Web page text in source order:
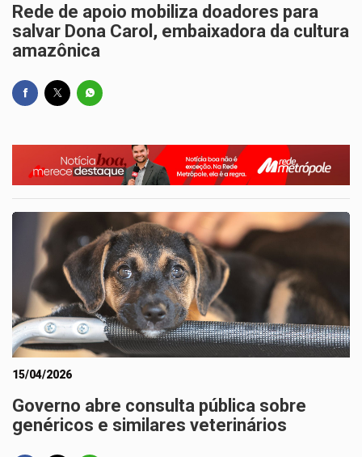
Rede de apoio mobiliza doadores para
salvar Dona Carol, embaixadora da cultura
amazônica
15/04/2026
Governo abre consulta pública sobre
genéricos e similares veterinários